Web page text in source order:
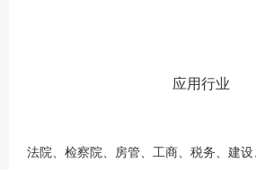
应用行业
法院、检察院、房管、工商、税务、建